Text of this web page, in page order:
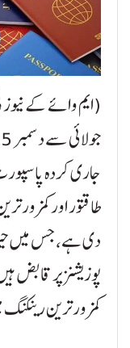
(ایم وائے کے
جاری کردہ
طاقتور اور کمزور
دی ہے، جس میں
پوزیشنز پر قابض
کمزور ترین